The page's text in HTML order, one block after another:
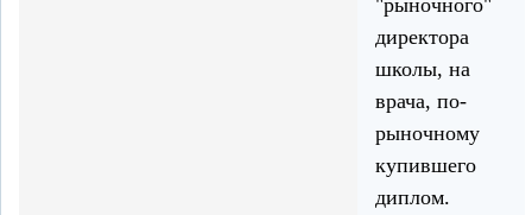
директора
школы, на
врача, по-
рыночному
купившего
диплом.